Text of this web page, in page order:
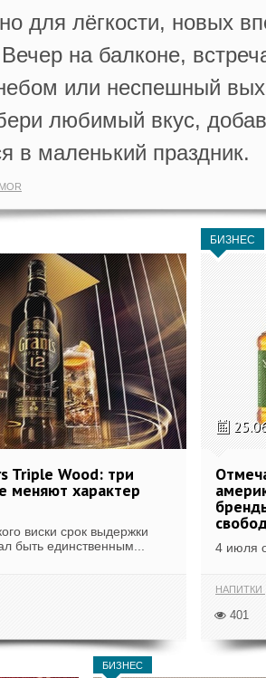
для лёгкости, новых
на балконе,
или неспешный
любимый вкус,
в маленький праздник.
Triple Wood: три
меняют характер
виски срок выдержки
быть единственным...
БИЗНЕС
4 июля
НАПИТКИ
401
БИЗНЕС